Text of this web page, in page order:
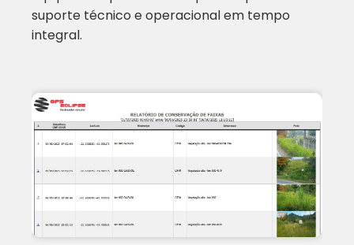
suporte técnico e operacional em tempo
integral.